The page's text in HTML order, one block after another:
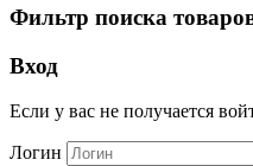
Фильтр поиска
Вход
Если у вас не получается
Логин